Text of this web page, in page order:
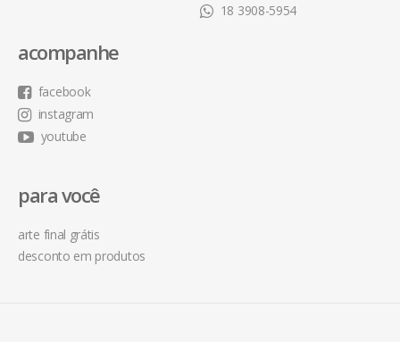
18 3908-5954
acompanhe
facebook
instagram
youtube
para você
arte final grátis
desconto em produtos